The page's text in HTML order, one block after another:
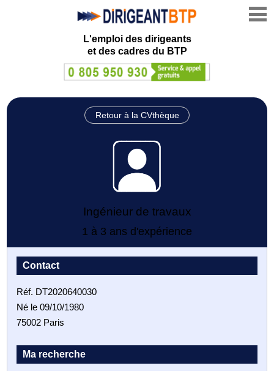
L'emploi des dirigeants
et des cadres du BTP
Retour à la CVthèque
Ingénieur de travaux
1 à 3 ans d'expérience
Contact
Réf. DT2020640030
Né le 09/10/1980
75002 Paris
Ma recherche